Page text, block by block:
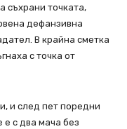
съхрани точката,
дефанзивна
В крайна сметка
с точка от
и след пет поредни
е с два мача без